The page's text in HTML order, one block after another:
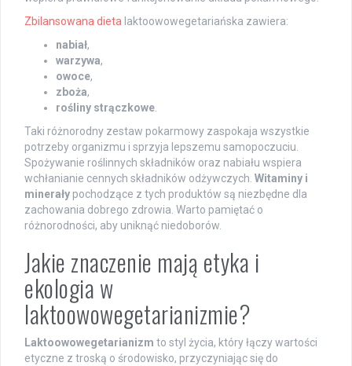
Zbilansowana dieta laktoowowegetariańska zawiera:
nabiał,
warzywa,
owoce,
zboża,
rośliny strączkowe.
Taki różnorodny zestaw pokarmowy zaspokaja wszystkie
potrzeby organizmu i sprzyja lepszemu samopoczuciu.
Spożywanie roślinnych składników oraz nabiału wspiera
wchłanianie cennych składników odżywczych. Witaminy i
minerały pochodzące z tych produktów są niezbędne dla
zachowania dobrego zdrowia. Warto pamiętać o
różnorodności, aby uniknąć niedoborów.
Jakie znaczenie mają etyka i
ekologia w
laktoowowegetarianizmie?
Laktoowowegetarianizm to styl życia, który łączy wartości
etyczne z troską o środowisko, przyczyniając się do